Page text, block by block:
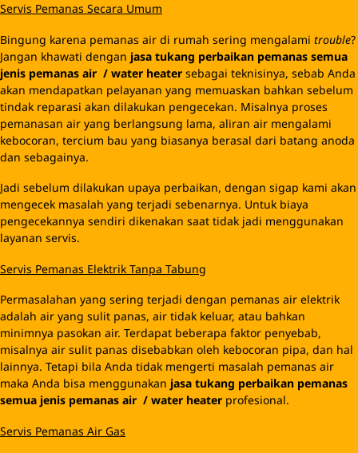
Servis Pemanas Secara Umum
Bingung karena pemanas air di rumah sering mengalami trouble?
Jangan khawati dengan jasa tukang perbaikan pemanas semua
jenis pemanas air / water heater sebagai teknisinya, sebab Anda
akan mendapatkan pelayanan yang memuaskan bahkan sebelum
tindak reparasi akan dilakukan pengecekan. Misalnya proses
pemanasan air yang berlangsung lama, aliran air mengalami
kebocoran, tercium bau yang biasanya berasal dari batang anoda
dan sebagainya.
Jadi sebelum dilakukan upaya perbaikan, dengan sigap kami akan
mengecek masalah yang terjadi sebenarnya. Untuk biaya
pengecekannya sendiri dikenakan saat tidak jadi menggunakan
layanan servis.
Servis Pemanas Elektrik Tanpa Tabung
Permasalahan yang sering terjadi dengan pemanas air elektrik
adalah air yang sulit panas, air tidak keluar, atau bahkan
minimnya pasokan air. Terdapat beberapa faktor penyebab,
misalnya air sulit panas disebabkan oleh kebocoran pipa, dan hal
lainnya. Tetapi bila Anda tidak mengerti masalah pemanas air
maka Anda bisa menggunakan jasa tukang perbaikan pemanas
semua jenis pemanas air / water heater profesional.
Servis Pemanas Air Gas